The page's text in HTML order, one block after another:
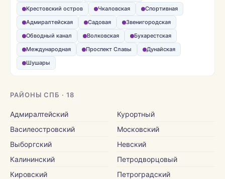
Крестовский остров Чкаловская
Спортивная
Адмиралтейская
Садовая
Звенигородская
Обводный канал
Волковская
Бухарестская
Международная
Проспект Славы
Дунайская
Шушары
РАЙОНЫ СПБ · 18
Адмиралтейский
Василеостровский
Выборгский
Калининский
Кировский
Курортный
Московский
Невский
Петродворцовый
Петроградский